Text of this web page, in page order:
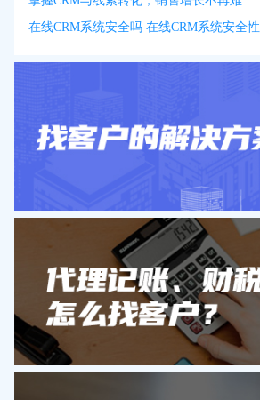
在线CRM系统安全吗 在线CRM系统安全性